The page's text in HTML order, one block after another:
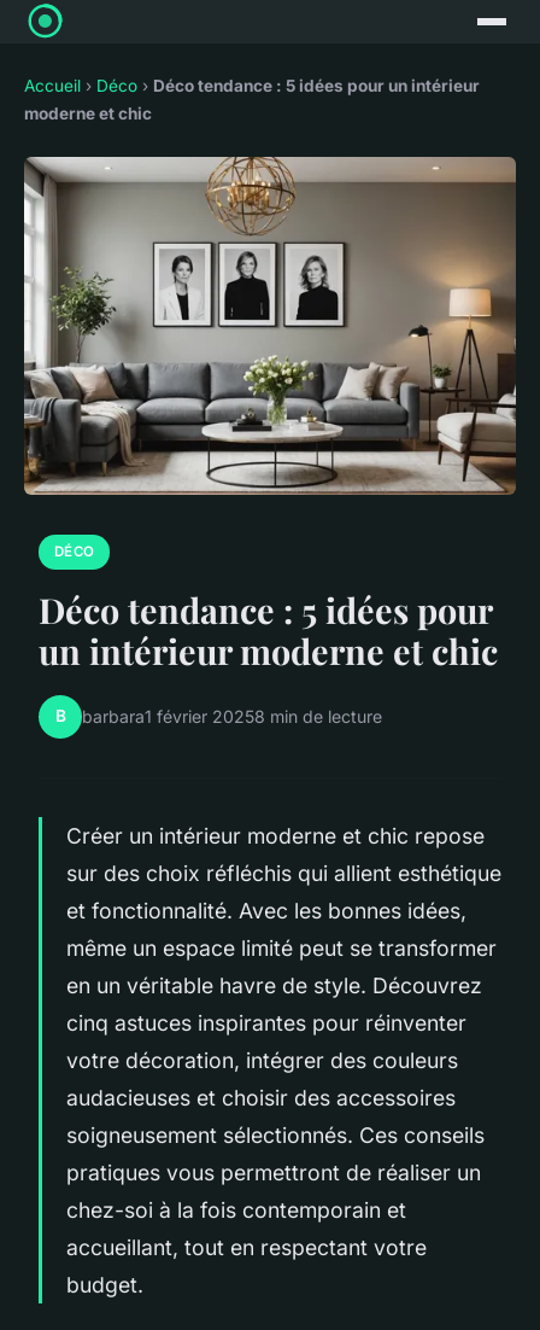
Accueil › Déco › Déco tendance : 5 idées pour un intérieur
moderne et chic
DÉCO
Déco tendance : 5 idées pour
un intérieur moderne et chic
B barbara1 février 20258 min de lecture
Créer un intérieur moderne et chic repose
sur des choix réfléchis qui allient esthétique
et fonctionnalité. Avec les bonnes idées,
même un espace limité peut se transformer
en un véritable havre de style. Découvrez
cinq astuces inspirantes pour réinventer
votre décoration, intégrer des couleurs
audacieuses et choisir des accessoires
soigneusement sélectionnés. Ces conseils
pratiques vous permettront de réaliser un
chez-soi à la fois contemporain et
accueillant, tout en respectant votre
budget.